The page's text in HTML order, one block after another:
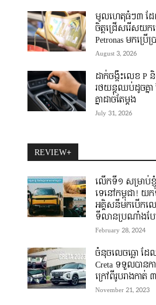
មូលហេតុធំៗ៣ ដែ
ចិត្តជ្រើសរើសយ
Petronas មកប្រើ
August 3, 2026
ដាក់ចង្កឹះលេខ P
រថយន្តឈប់ដូចគ្ន
គ្នាដាច់តែម្តង
July 31, 2026
REVIEW+
លើកទី១ សម្រាប់ខ្
ទេនៅកម្ពុជា! យ
អគ្គិសនីមកបើកល
ទីលានប្រណាំងបែ
February 28, 2024
ចំនុចលេចធ្លោ ដែ
Creta ទទួលបានកា
ក្រៅពីរូបរាងកាត់
November 21, 2023